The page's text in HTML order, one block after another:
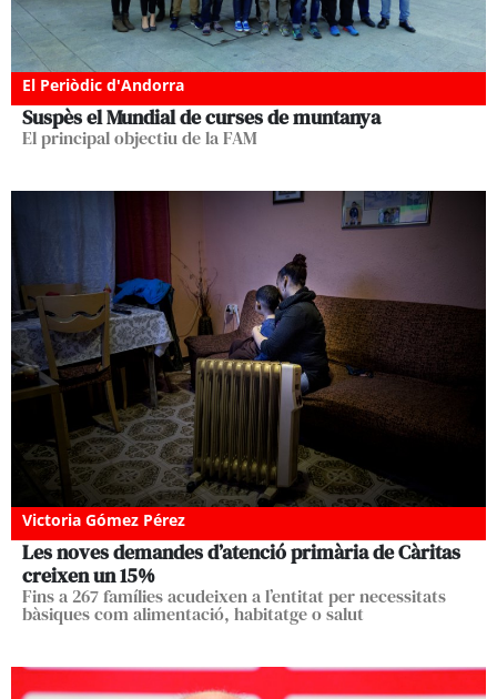
El Periòdic d'Andorra
Suspès el Mundial de curses de muntanya
El principal objectiu de la FAM
Victoria Gómez Pérez
Les noves demandes d’atenció primària de Càritas
creixen un 15%
Fins a 267 famílies acudeixen a l’entitat per necessitats
bàsiques com alimentació, habitatge o salut